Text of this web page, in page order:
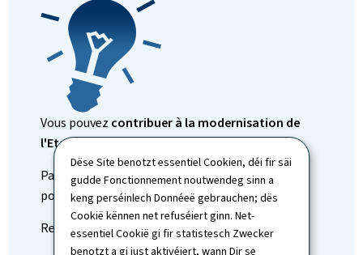
Dëse Site benotzt essentiel Cookien, déi fir säi
gudde Fonctionnement noutwendeg sinn a
keng perséinlech Donnéeë gebrauchen; dës
Cookië kënnen net refuséiert ginn. Net-
essentiel Cookië gi fir statistesch Zwecker
benotzt a gi just aktivéiert, wann Dir se
Vous pouvez contribuer à la modernisation de
l'Etat
Partagez avec nous et avec les citoyens vos idées
pour l'amélioration des services publics.
Rendez-vous surwww.vosidees.lu